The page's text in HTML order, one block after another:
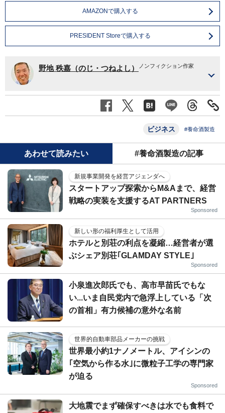
AMAZONで購入する
PRESIDENT Storeで購入する
野地 秩嘉（のじ・つねよし） ノンフィクション作家
ビジネス #養命酒製造
あわせて読みたい #養命酒製造の記事
新規事業開発を経営アジェンダへ
スタートアップ探索からM&Aまで、経営
戦略の実装を支援するAT PARTNERS
Sponsored
新しい形の福利厚生として活用
ホテルと別荘の利点を凝縮…経営者が選
ぶシェア別荘｢GLAMDAY STYLE｣
Sponsored
小泉進次郎氏でも、高市早苗氏でもな
い...いま自民党内で急浮上している「次
の首相」有力候補の意外な名前
世界的自動車部品メーカーの挑戦
世界最小約1ナノメートル、アイシンの
｢空気から作る水｣に微粒子工学の専門家
が迫る
Sponsored
大地震でまず確保すべきは水でも食料で